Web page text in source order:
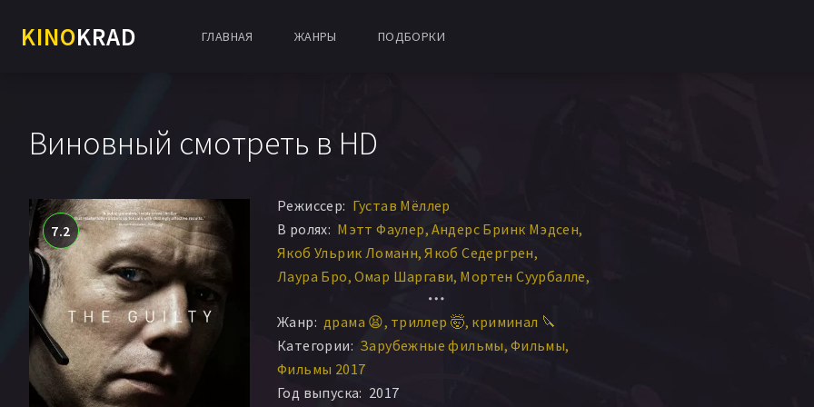
KINOKRAD ГЛАВНАЯ ЖАНРЫ ПОДБОРКИ
Виновный смотреть в HD
7.2
Режиссер: Густав Мёллер
В ролях: Мэтт Фаулер Андерс Бринк Мэдсен
Якоб Ульрик Ломанн Якоб Седергрен
Лаура Бро Омар Шаргави Мортен Суурбалле
Питер Кристофферсен Джессика Диннаж
Йохан Олсен Катинка Эверс-Янсен
Жанетт Линдбёк Симон Беннебьёрг
Ян Кристенсен
Гюлед Абди Юссеф
Жанр: драма 😫 триллер 🤯 криминал 🔪
Категории: Зарубежные фильмы Фильмы
Фильмы 2017
Год выпуска: 2017